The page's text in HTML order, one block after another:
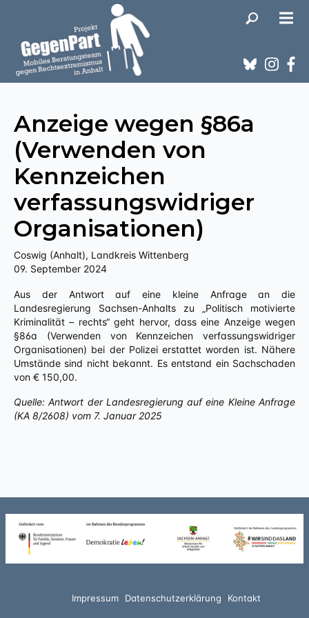
Anzeige wegen §86a
(Verwenden von
Kennzeichen
verfassungswidriger
Organisationen)
Coswig (Anhalt), Landkreis Wittenberg
09. September 2024
Aus der Antwort auf eine kleine Anfrage an die
Landesregierung Sachsen-Anhalts zu „Politisch motivierte
Kriminalität – rechts“ geht hervor, dass eine Anzeige wegen
§86a (Verwenden von Kennzeichen verfassungswidriger
Organisationen) bei der Polizei erstattet worden ist. Nähere
Umstände sind nicht bekannt. Es entstand ein Sachschaden
von € 150,00.
Quelle: Antwort der Landesregierung auf eine Kleine Anfrage
(KA 8/2608) vom 7. Januar 2025
Impressum Datenschutzerklärung Kontakt